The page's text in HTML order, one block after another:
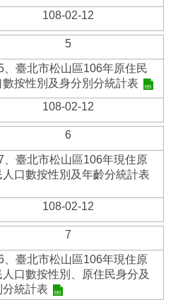
108-02-12
5
、臺北市松山區106年原住民
數按性別及身分別分統計表
108-02-12
6
、臺北市松山區106年現住原
人口數按性別及年齡分統計表
108-02-12
7
、臺北市松山區106年現住原
人口數按性別、原住民身分及
分統計表